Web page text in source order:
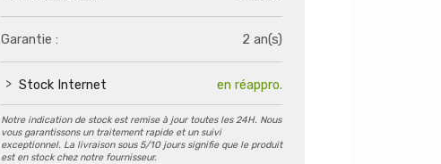
Garantie : 2 an(s)
Stock Internet en réappro.
Notre indication de stock est remise à jour toutes les 24H. Nous
vous garantissons un traitement rapide et un suivi
exceptionnel. La livraison sous 5/10 jours signifie que le produit
est en stock chez notre fournisseur.